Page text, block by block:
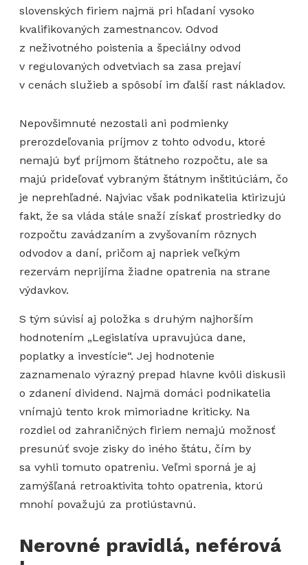
slovenských firiem najmä pri hľadaní vysoko
kvalifikovaných zamestnancov. Odvod
z neživotného poistenia a špeciálny odvod
v regulovaných odvetviach sa zasa prejaví
v cenách služieb a spôsobí im ďalší rast nákladov.
Nepovšimnuté nezostali ani podmienky
prerozdeľovania príjmov z tohto odvodu, ktoré
nemajú byť príjmom štátneho rozpočtu, ale sa
majú prideľovať vybraným štátnym inštitúciám, čo
je neprehľadné. Najviac však podnikatelia ktirizujú
fakt, že sa vláda stále snaží získať prostriedky do
rozpočtu zavádzaním a zvyšovaním rôznych
odvodov a daní, pričom aj napriek veľkým
rezervám neprijíma žiadne opatrenia na strane
výdavkov.
S tým súvisí aj položka s druhým najhorším
hodnotením „Legislatíva upravujúca dane,
poplatky a investície“. Jej hodnotenie
zaznamenalo výrazný prepad hlavne kvôli diskusii
o zdanení dividend. Najmä domáci podnikatelia
vnímajú tento krok mimoriadne kriticky. Na
rozdiel od zahraničných firiem nemajú možnosť
presunúť svoje zisky do iného štátu, čím by
sa vyhli tomuto opatreniu. Veľmi sporná je aj
zamýšľaná retroaktivita tohto opatrenia, ktorú
mnohí považujú za protiústavnú.
Nerovné pravidlá, neférová